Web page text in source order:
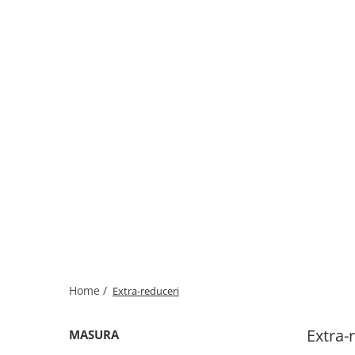
Home / Extra-reduceri
MASURA